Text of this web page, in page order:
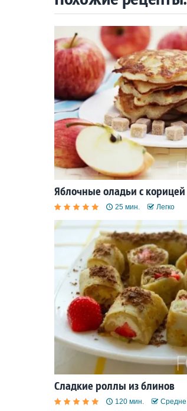
Яблочные оладьи с корицей
25 мин. Легко
Сладкие роллы из блинов
120 мин. Средне